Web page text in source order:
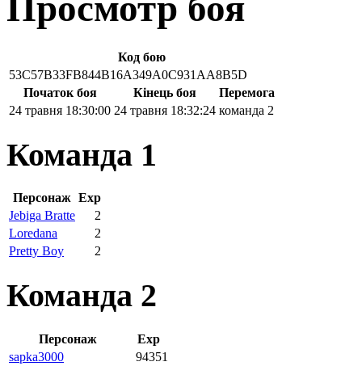
Просмотр боя
Код бою
53C57B33FB844B16A349A0C931AA8B5D
Початок боя
Кінець боя
Перемога
24 травня 18:30:00 24 травня 18:32:24 команда 2
Команда 1
Персонаж Exp
Jebiga Bratte
2
Loredana
2
Pretty Boy
2
Команда 2
Персонаж
Exp
sapka3000
94351